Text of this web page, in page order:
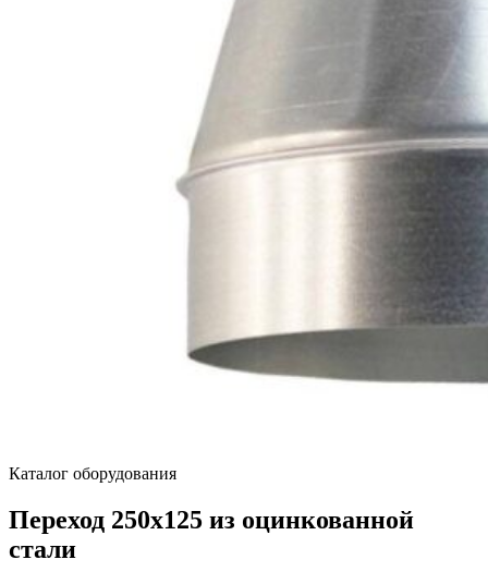
Каталог оборудования
Переход 250х125 из оцинкованной
стали